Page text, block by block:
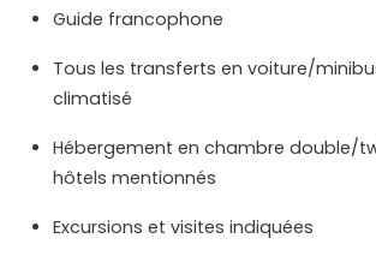
Guide francophone
Tous les transferts en voiture/
climatisé
Hébergement en chambre double/
hôtels mentionnés
Excursions et visites indiquées